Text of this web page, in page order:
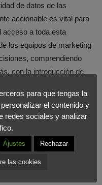
de datos de las
accionable es vital para
acceso a toda esta
los equipos de marketing
comprendiendo
con la introducción de
: trabajar los diferentes
silos, mejora claramente
con la marca. Desde
o en tienda física
a web) hasta posibilitar
para que tengas la
el contenido y
redes sociales y analizar
Ajustes Rechazar
las cookies